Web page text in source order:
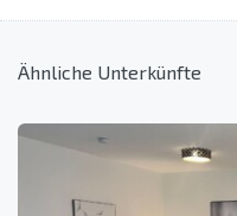
Ähnliche Unterkünfte